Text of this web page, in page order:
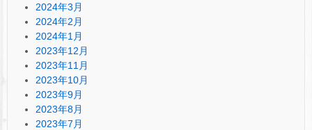
2024年3月
2024年2月
2024年1月
2023年12月
2023年11月
2023年10月
2023年9月
2023年8月
2023年7月